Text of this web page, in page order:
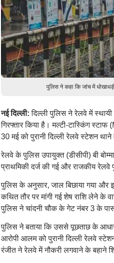
पुलिस ने कहा कि जांच में
नई दिल्ली:दिल्ली पुलिस ने रेलवे में
गिरफ्तार किया है। मल्टी-टास्किंग
30 मई को पुरानी दिल्ली रेलवे स्टेशन
रेलवे के पुलिस उपायुक्त (डीसीपी) बी
प्राथमिकी दर्ज की गई और राजकीय
पुलिस के अनुसार, जाल बिछाया गया और
कथित तौर पर मांगी गई शेष राशि लेने के
पुलिस ने चांदनी चौक के गेट नंबर 3 के
पुलिस ने बताया कि उससे पूछताछ के
आरोपी आलम को पुरानी दिल्ली रेलवे
रंजीत ने रेलवे में नौकरी लगवाने के बहाने